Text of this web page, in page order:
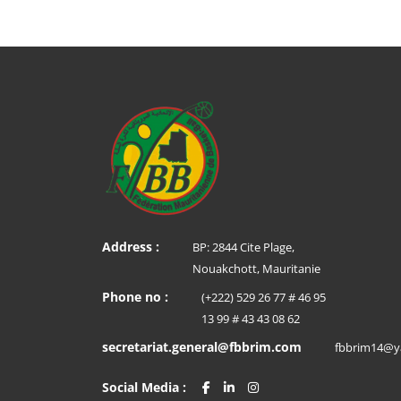
Address :
BP: 2844 Cite Plage,
Nouakchott, Mauritanie
Phone no :
(+222) 529 26 77 # 46 95
13 99 # 43 43 08 62
secretariat.general@fbbrim.com
Social Media :